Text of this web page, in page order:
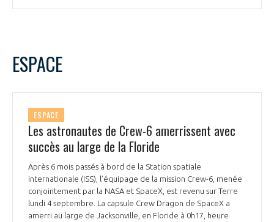
ESPACE
ESPACE
Les astronautes de Crew-6 amerrissent avec
succès au large de la Floride
Après 6 mois passés à bord de la Station spatiale
internationale (ISS), l’équipage de la mission Crew-6, menée
conjointement par la NASA et SpaceX, est revenu sur Terre
lundi 4 septembre. La capsule Crew Dragon de SpaceX a
amerri au large de Jacksonville, en Floride à 0h17, heure